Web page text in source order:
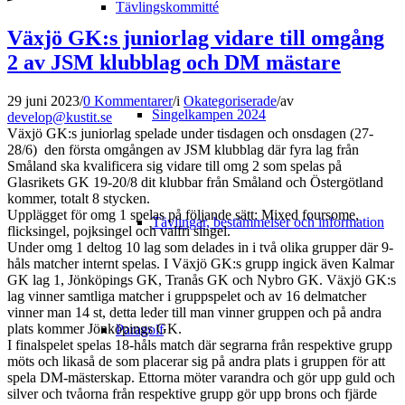
Tävlingskommitté
Singelkampen 2024
Tävlingar, bestämmelser och information
Paragolf
Växjö GK:s juniorlag vidare till omgång
2 av JSM klubblag och DM mästare
29 juni 2023/0 Kommentarer/i Okategoriserade/av
develop@kustit.se
Växjö GK:s juniorlag spelade under tisdagen och onsdagen (27-
28/6) den första omgången av JSM klubblag där fyra lag från
Småland ska kvalificera sig vidare till omg 2 som spelas på
Glasrikets GK 19-20/8 dit klubbar från Småland och Östergötland
kommer, totalt 8 stycken.
Upplägget för omg 1 spelas på följande sätt: Mixed foursome,
flicksingel, pojksingel och valfri singel.
Under omg 1 deltog 10 lag som delades in i två olika grupper där 9-
håls matcher internt spelas. I Växjö GK:s grupp ingick även Kalmar
GK lag 1, Jönköpings GK, Tranås GK och Nybro GK. Växjö GK:s
lag vinner samtliga matcher i gruppspelet och av 16 delmatcher
vinner man 14 st, detta leder till man vinner gruppen och på andra
plats kommer Jönköpings GK.
I finalspelet spelas 18-håls match där segrarna från respektive grupp
möts och likaså de som placerar sig på andra plats i gruppen för att
spela DM-mästerskap. Ettorna möter varandra och gör upp guld och
silver och tvåorna från respektive grupp gör upp brons och fjärde